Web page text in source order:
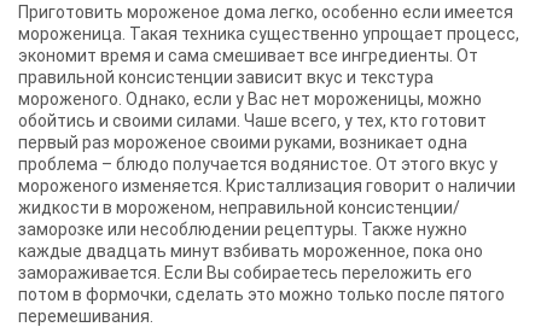
Приготовить мороженое дома легко, особенно если имеется
мороженица. Такая техника существенно упрощает процесс,
экономит время и сама смешивает все ингредиенты. От
правильной консистенции зависит вкус и текстура
мороженого. Однако, если у Вас нет мороженицы, можно
обойтись и своими силами. Чаше всего, у тех, кто готовит
первый раз мороженое своими руками, возникает одна
проблема – блюдо получается водянистое. От этого вкус у
мороженого изменяется. Кристаллизация говорит о наличии
жидкости в мороженом, неправильной консистенции/
заморозке или несоблюдении рецептуры. Также нужно
каждые двадцать минут взбивать мороженное, пока оно
замораживается. Если Вы собираетесь переложить его
потом в формочки, сделать это можно только после пятого
перемешивания.